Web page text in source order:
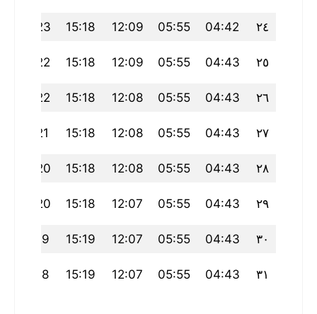
٢٤ 04:42
05:55
12:09
15:18
18:23
٢٥ 04:43
05:55
12:09
15:18
18:22
٢٦ 04:43
05:55
12:08
15:18
18:22
٢٧ 04:43
05:55
12:08
15:18
18:21
٢٨ 04:43
05:55
12:08
15:18
18:20
٢٩ 04:43
05:55
12:07
15:18
18:20
٣٠ 04:43
05:55
12:07
15:19
18:19
٣١ 04:43
05:55
12:07
15:19
18:18